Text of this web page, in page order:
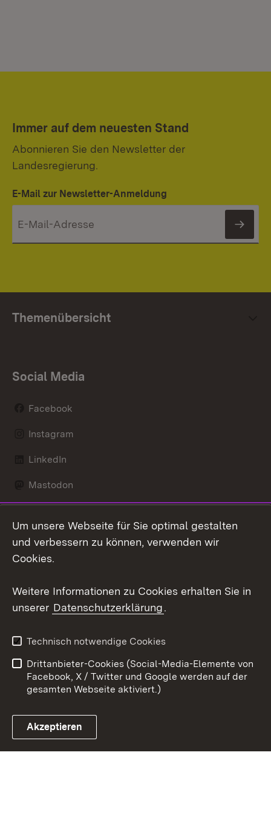
Immer auf dem neuesten Stand
Abonnieren Sie den Newsletter der
Landesregierung.
E-Mail zur Newsletter-Anmeldung
Themenübersicht
Social Media
Facebook
Instagram
LinkedIn
Mastodon
X / Twitter
Youtube
Link zum Landesportal
Kontakt
Datenschutz
Barrierefreiheit
Impressum Cookies
Um unsere Webseite für Sie optimal gestalten
und verbessern zu können, verwenden wir
Cookies.
Weitere Informationen zu Cookies erhalten Sie in
unserer Datenschutzerklärung.
Technisch notwendige Cookies
Drittanbieter-Cookies (Social-Media-Elemente von
Facebook, X / Twitter und Google werden auf der
gesamten Webseite aktiviert.)
Akzeptieren